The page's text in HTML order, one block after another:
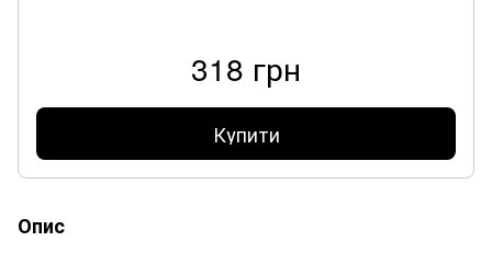
318 грн
Купити
Опис